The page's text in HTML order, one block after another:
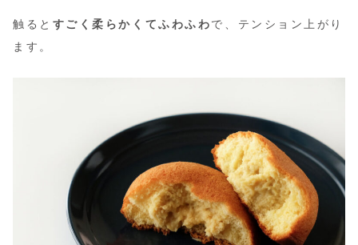
触ると すごく柔らかくてふわふわで、テンション上がり
ます。